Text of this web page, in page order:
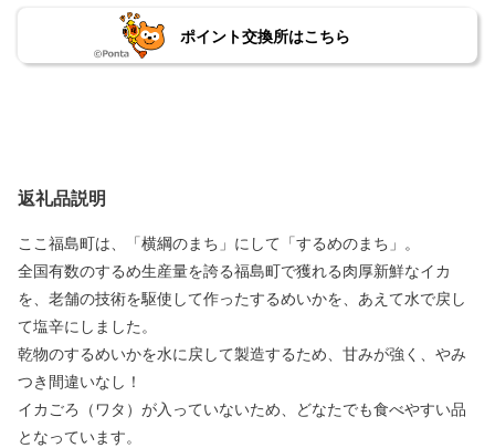
ポイント交換所はこちら
返礼品説明
ここ福島町は、「横綱のまち」にして「するめのまち」。
全国有数のするめ生産量を誇る福島町で獲れる肉厚新鮮なイカ
を、老舗の技術を駆使して作ったするめいかを、あえて水で戻し
て塩辛にしました。
乾物のするめいかを水に戻して製造するため、甘みが強く、やみ
つき間違いなし！
イカごろ（ワタ）が入っていないため、どなたでも食べやすい品
となっています。